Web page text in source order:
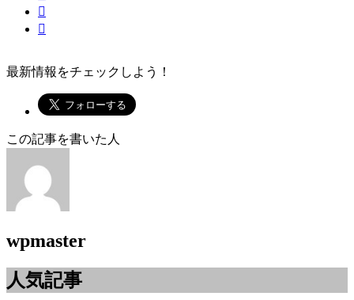
最新情報をチェックしよう！
この記事を書いた人
wpmaster
人気記事